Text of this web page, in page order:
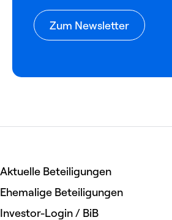
Zum Newsletter
Aktuelle Beteiligungen
Ehemalige Beteiligungen
Investor-Login / BiB